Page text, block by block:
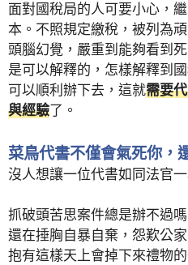
面對國稅局的人可要小心，
本。不照規定繳稅，被列為
頭腦幻覺，嚴重到能夠看到
是可以解釋的，怎樣解釋到
可以順利辦下去，這就需要
與經驗了。
菜鳥代書不僅會氣死你，
沒人想讓一位代書如同法官
抓破頭苦思案件總是辦不過
還在捶胸自暴自棄，怨歎公
抱有這樣天上會掉下來禮物